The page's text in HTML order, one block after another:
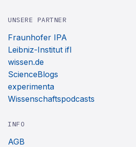
UNSERE PARTNER
Fraunhofer IPA
Leibniz-Institut ifl
wissen.de
ScienceBlogs
experimenta
Wissenschaftspodcasts
INFO
AGB